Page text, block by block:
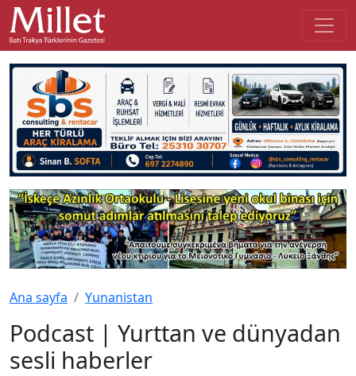
Ana sayfa Yunanistan
Podcast | Yurttan ve dünyadan
sesli haberler